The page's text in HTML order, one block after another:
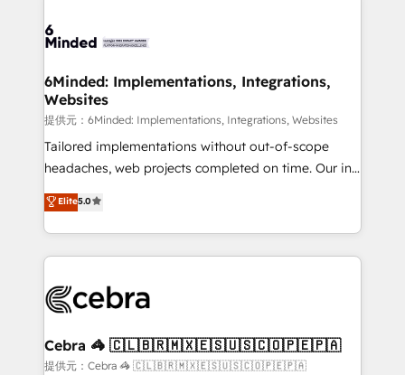
Iberia (Spain & Portugal), we combine human insight
growth. Our multidisciplinary team designs solutions
that simplify complexity, boost performance, and
turn innovation into real impact. 🌍 Highlights •
HubSpot Partner since 2012 • 2022 EMEA Impact
Award: Best Integration • 150+ successful HubSpot
technology for integrations • Multilingual team:
English, Spanish, Portuguese & Italian 👉 Grow
6Minded: Implementations, Integrations,
Websites
提供元：6Minded: Implementations, Integrations, Websites
Tailored implementations without out-of-scope
headaches, web projects completed on time. Our in-
house team of certified CRM architects, experts,
developers, designers, and marketers handles all
aspects of your HubSpot. ✨ 400+ global clients ✨
100+ seamless migrations from 15+ different CRMs
implementations, and 5,000+ pages ✨ CS: Clients
CS: 245% organic growth & +751% new visitors for a
full-funnel HubSpot project ✨ CS: 415% conversion
Elite5.0
Cebra 🦓 🇨🇱🇧🇷🇲🇽🇪🇸🇺🇸🇨🇴🇵🇪🇵🇦
提供元：Cebra 🦓 🇨🇱🇧🇷🇲🇽🇪🇸🇺🇸🇨🇴🇵🇪🇵🇦